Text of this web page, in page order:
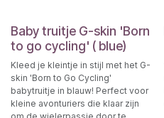
Baby truitje G-skin 'Born
to go cycling' ( blue)
Kleed je kleintje in stijl met het G-
skin 'Born to Go Cycling'
babytruitje in blauw! Perfect voor
kleine avonturiers die klaar zijn